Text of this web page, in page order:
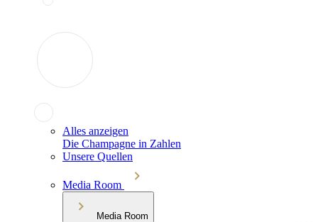
Alles anzeigen
Die Champagne in Zahlen
Unsere Quellen
Media Room
Media Room